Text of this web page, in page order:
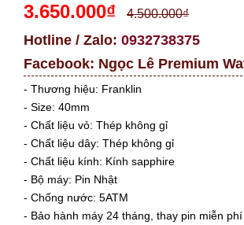
3.650.000₫ 4.500.000₫
Hotline / Zalo: 0932738375
Facebook: Ngọc Lê Premium
- Thương hiệu: Franklin
- Size: 40mm
- Chất liệu vỏ: Thép không gỉ
- Chất liệu dây: Thép không gỉ
- Chất liệu kính: Kính sapphire
- Bộ máy: Pin Nhật
- Chống nước: 5ATM
- Bảo hành máy 24 tháng, thay pin miễn